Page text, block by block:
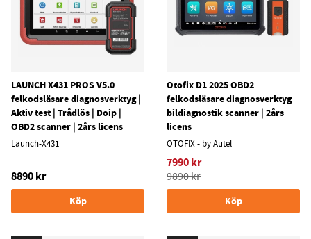
LAUNCH X431 PROS V5.0
felkodsläsare diagnosverktyg |
Aktiv test | Trådlös | Doip |
OBD2 scanner | 2års licens
Launch-X431
8890 kr
Köp
Otofix D1 2025 OBD2
felkodsläsare diagnosverktyg
bildiagnostik scanner | 2års
licens
OTOFIX - by Autel
7990 kr
9890 kr
Köp